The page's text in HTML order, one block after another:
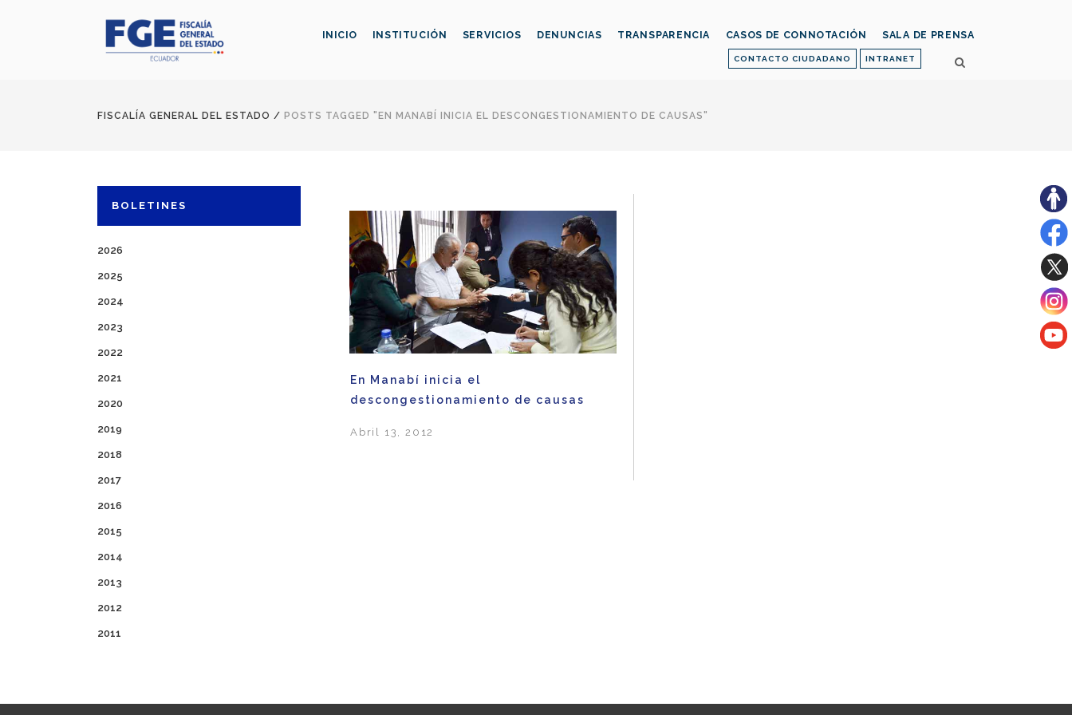
CONTACTO CIUDADANO INTRANET
INICIO INSTITUCIÓN SERVICIOS DENUNCIAS TRANSPARENCIA CASOS DE CONNOTACIÓN SALA DE PRENSA
FISCALÍA GENERAL DEL ESTADO / POSTS TAGGED "EN MANABÍ INICIA EL DESCONGESTIONAMIENTO DE CAUSAS"
BOLETINES
2026
2025
2024
2023
2022
2021
2020
2019
2018
2017
2016
2015
2014
2013
2012
2011
En Manabí inicia el
descongestionamiento de causas
Abril 13, 2012